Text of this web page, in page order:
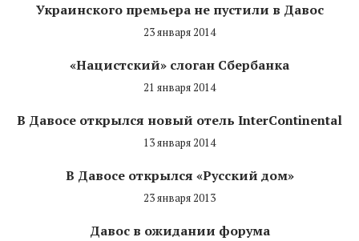
Украинского премьера не пустили в Давос
23 января 2014
«Нацистский» слоган Сбербанка
21 января 2014
В Давосе открылся новый отель InterContinental
13 января 2014
В Давосе открылся «Русский дом»
23 января 2013
Давос в ожидании форума